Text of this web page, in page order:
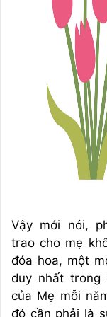
Vậy mới nói,
trao cho mẹ
đóa hoa, một
duy nhất trong
của Mẹ mỗi
đó cần phải là